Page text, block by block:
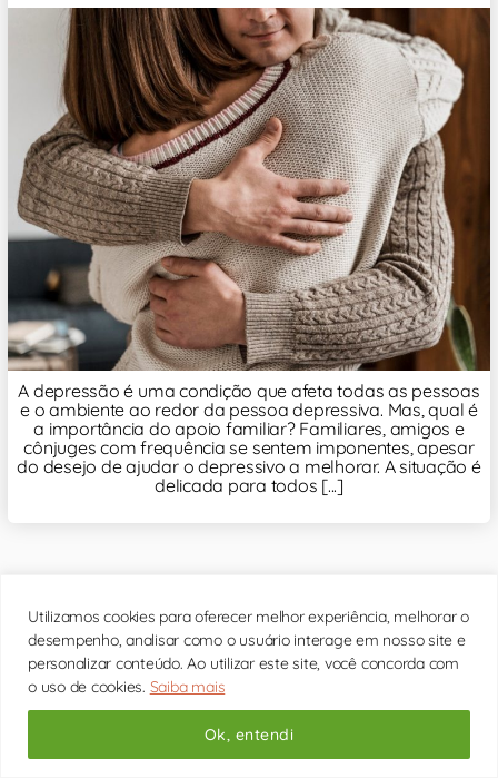
Utilizamos cookies para oferecer melhor experiência, melhorar o
desempenho, analisar como o usuário interage em nosso site e
personalizar conteúdo. Ao utilizar este site, você concorda com
o uso de cookies. Saiba mais
Ok, entendi
A depressão é uma condição que afeta todas as pessoas
e o ambiente ao redor da pessoa depressiva. Mas, qual é
a importância do apoio familiar? Familiares, amigos e
cônjuges com frequência se sentem imponentes, apesar
do desejo de ajudar o depressivo a melhorar. A situação é
delicada para todos [...]
Outros artigos interessantes:
Transtorno do Espectro Autista: Sintomas e